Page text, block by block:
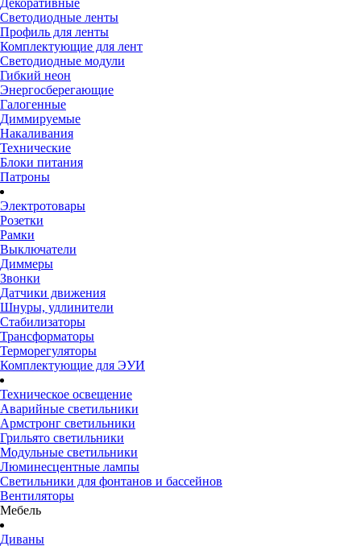
Декоративные
Светодиодные ленты
Профиль для ленты
Комплектующие для лент
Светодиодные модули
Гибкий неон
Энергосберегающие
Галогенные
Диммируемые
Накаливания
Технические
Блоки питания
Патроны
Электротовары
Розетки
Рамки
Выключатели
Диммеры
Звонки
Датчики движения
Шнуры, удлинители
Стабилизаторы
Трансформаторы
Терморегуляторы
Комплектующие для ЭУИ
Техническое освещение
Аварийные светильники
Армстронг светильники
Грильято светильники
Модульные светильники
Люминесцентные лампы
Светильники для фонтанов и бассейнов
Вентиляторы
Мебель
Диваны